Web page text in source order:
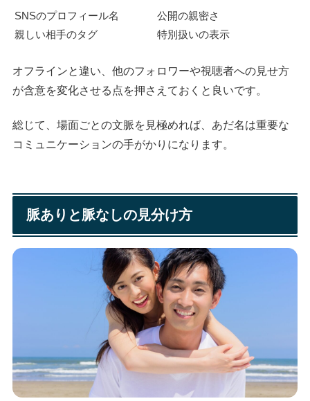
SNSのプロフィール名
親しい相手のタグ
公開の親密さ
特別扱いの表示
オフラインと違い、他のフォロワーや視聴者への見せ方
が含意を変化させる点を押さえておくと良いです。
総じて、場面ごとの文脈を見極めれば、あだ名は重要な
コミュニケーションの手がかりになります。
脈ありと脈なしの見分け方